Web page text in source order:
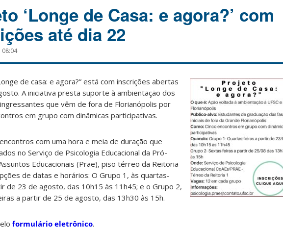
‘Longe de Casa: e agora?’ com
até dia 22
08:04
de casa: e agora?” está com inscrições abertas
A iniciativa presta suporte à ambientação dos
que vêm de fora de Florianópolis por
em grupo com dinâmicas participativas.
com uma hora e meia de duração que
no Serviço de Psicologia Educacional da Pró-
Educacionais (Prae), piso térreo da Reitoria
de datas e horários: O Grupo 1, às quartas-
de 23 de agosto, das 10h15 às 11h45; e o Grupo 2,
a partir de 25 de agosto, das 13h30 às 15h.
formulário eletrônico.